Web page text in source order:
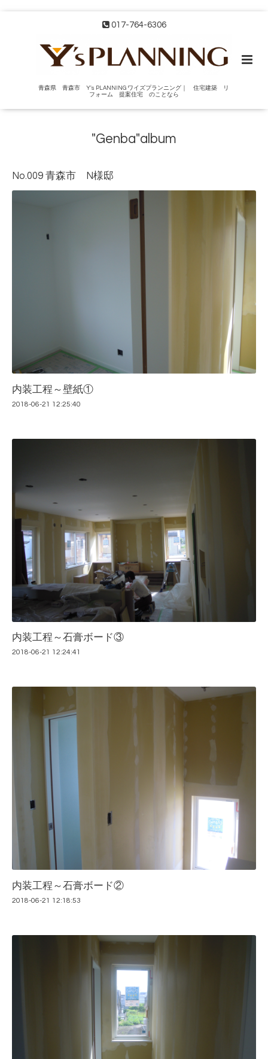
017-764-6306
青森県 青森市 Y's PLANNING ワイズプランニング｜ 住宅建築 リ
フォーム 提案住宅 のことなら
"Genba"album
No.009 青森市 N様邸
内装工程～壁紙①
2018-06-21 12:25:40
内装工程～石膏ボード③
2018-06-21 12:24:41
内装工程～石膏ボード②
2018-06-21 12:18:53